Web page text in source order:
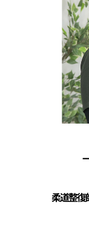
柔道整復